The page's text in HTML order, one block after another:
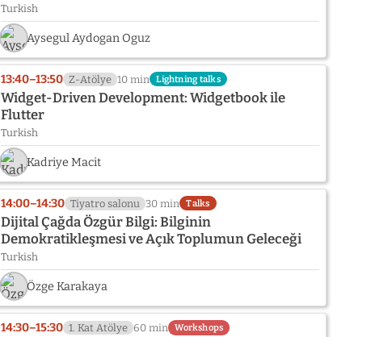
Turkish
Aysegul Aydogan Oguz
13:40–13:50 Z-Atölye 10 min Lightning talks
Widget-Driven Development: Widgetbook ile
Flutter
Turkish
Kadriye Macit
14:00–14:30 Tiyatro salonu 30 min Talks
Dijital Çağda Özgür Bilgi: Bilginin
Demokratikleşmesi ve Açık Toplumun Geleceği
Turkish
Özge Karakaya
14:30–15:30 1. Kat Atölye 60 min Workshops